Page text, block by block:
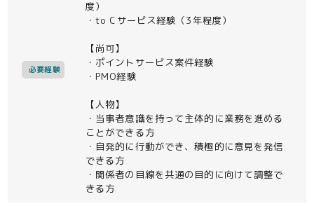
必要経験
度）
・to Cサービス経験（3年程度）
【尚可】
・ポイントサービス案件経験
・PMO経験
【人物】
・当事者意識を持って主体的に業務を進める
ことができる方
・自発的に行動ができ、積極的に意見を発信
できる方
・関係者の目線を共通の目的に向けて調整で
きる方